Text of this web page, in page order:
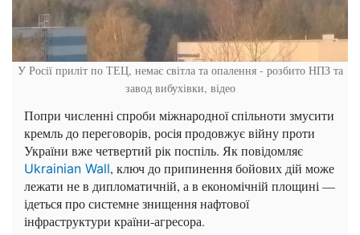
У Росії приліт по ТЕЦ, немає світла та опалення - розбито НПЗ та
завод вибухівки, відео
Попри численні спроби міжнародної спільноти змусити
кремль до переговорів, росія продовжує війну проти
України вже четвертий рік поспіль. Як повідомляє
Ukrainian Wall, ключ до припинення бойових дій може
лежати не в дипломатичній, а в економічній площині —
ідеться про системне знищення нафтової
інфраструктури країни-агресора.